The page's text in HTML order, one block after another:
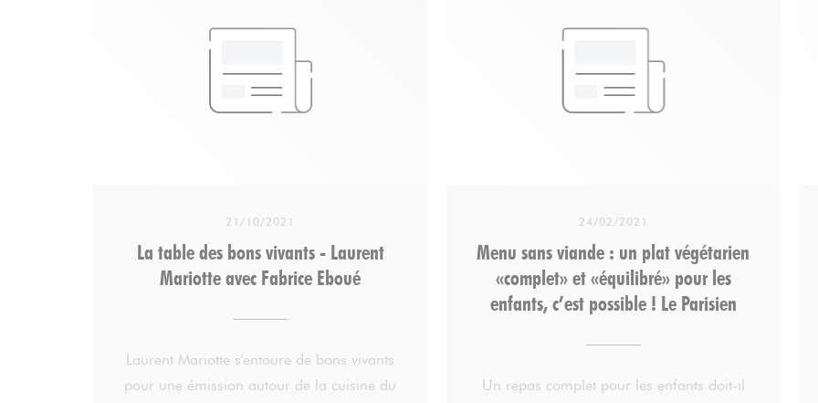
21/10/2021
La table des bons vivants - Laurent
Mariotte avec Fabrice Eboué
Laurent Mariotte s'entoure de bons vivants
pour une émission autour de la cuisine du
24/02/2021
Menu sans viande : un plat végétarien
«complet» et «équilibré» pour les
enfants, c’est possible ! Le Parisien
Un repas complet pour les enfants doit-il